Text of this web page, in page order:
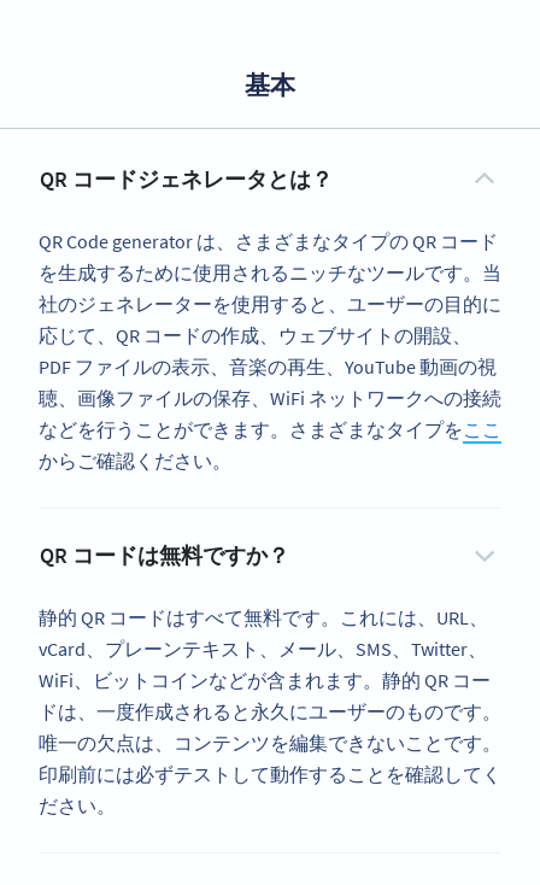
基本
QR コードジェネレータとは？
QR Code generator は、さまざまなタイプの QR コード
を生成するために使用されるニッチなツールです。当
社のジェネレーターを使用すると、ユーザーの目的に
応じて、QR コードの作成、ウェブサイトの開設、
PDF ファイルの表示、音楽の再生、YouTube 動画の視
聴、画像ファイルの保存、WiFi ネットワークへの接続
などを行うことができます。さまざまなタイプをここ
からご確認ください。
QR コードは無料ですか？
静的 QR コードはすべて無料です。これには、URL、
vCard、プレーンテキスト、メール、SMS、Twitter、
WiFi、ビットコインなどが含まれます。静的 QR コー
ドは、一度作成されると永久にユーザーのものです。
唯一の欠点は、コンテンツを編集できないことです。
印刷前には必ずテストして動作することを確認してく
ださい。